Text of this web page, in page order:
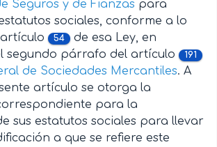
Seguros y de Fianzas para
sociales, conforme a lo
artículo
54 de esa Ley, en
segundo párrafo del artículo
191
de Sociedades Mercantiles. A
artículo se otorga la
para la
sus estatutos sociales para llevar
a que se refiere este